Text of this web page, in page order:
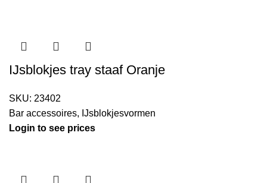
IJsblokjes tray staaf Oranje
SKU: 23402
Bar accessoires, IJsblokjesvormen
Login to see prices